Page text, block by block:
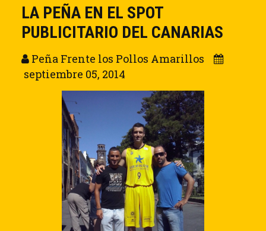
LA PEÑA EN EL SPOT
PUBLICITARIO DEL CANARIAS
Peña Frente los Pollos Amarillos
septiembre 05, 2014